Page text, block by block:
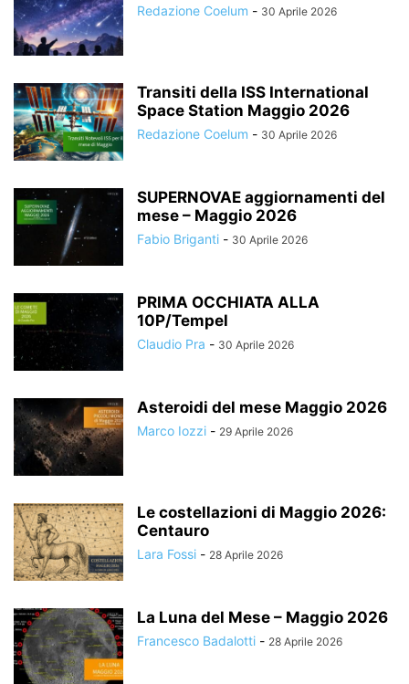
Redazione Coelum - 30 Aprile 2026
Transiti della ISS International
Space Station Maggio 2026
Redazione Coelum - 30 Aprile 2026
SUPERNOVAE aggiornamenti del
mese – Maggio 2026
Fabio Briganti - 30 Aprile 2026
PRIMA OCCHIATA ALLA
10P/Tempel
Claudio Pra - 30 Aprile 2026
Asteroidi del mese Maggio 2026
Marco Iozzi - 29 Aprile 2026
Le costellazioni di Maggio 2026:
Centauro
Lara Fossi - 28 Aprile 2026
La Luna del Mese – Maggio 2026
Francesco Badalotti - 28 Aprile 2026